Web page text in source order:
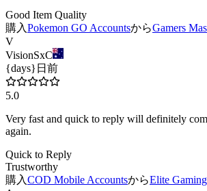
Good Item Quality
購入Pokemon GO AccountsからGamers
V
VisionSxC
{days}日前
5.0
Very fast and quick to reply will definitely
again.
Quick to Reply
Trustworthy
購入COD Mobile AccountsからElite